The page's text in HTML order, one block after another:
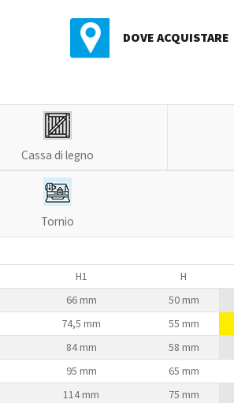
DOVE ACQUISTARE
Cassa di legno
Tornio
H1 H
66 mm 50 mm
74,5 mm 55 mm
84 mm 58 mm
95 mm 65 mm
114 mm 75 mm